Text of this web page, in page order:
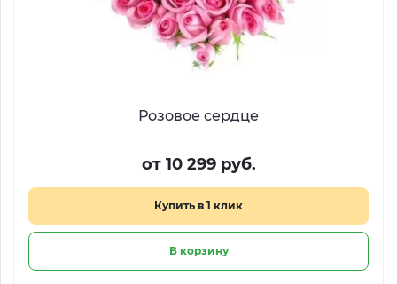
Розовое сердце
от 10 299 руб.
Купить в 1 клик
В корзину